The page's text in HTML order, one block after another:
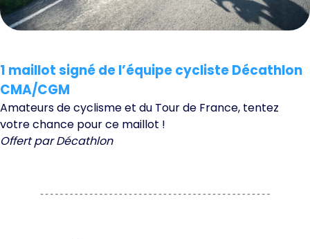
1 maillot signé de l’équipe cycliste Décathlon
CMA/CGM
Amateurs de cyclisme et du Tour de France, tentez
votre chance pour ce maillot !
Offert par Décathlon